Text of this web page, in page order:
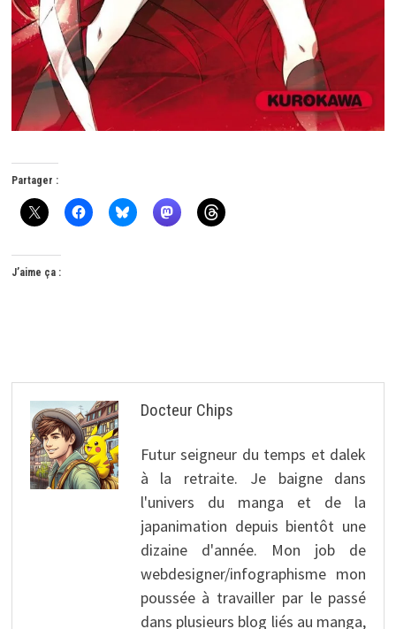
Partager :
J’aime ça :
Docteur Chips
Futur seigneur du temps et dalek
à la retraite. Je baigne dans
l'univers du manga et de la
japanimation depuis bientôt une
dizaine d'année. Mon job de
webdesigner/infographisme mon
poussée à travailler par le passé
dans plusieurs blog liés au manga,